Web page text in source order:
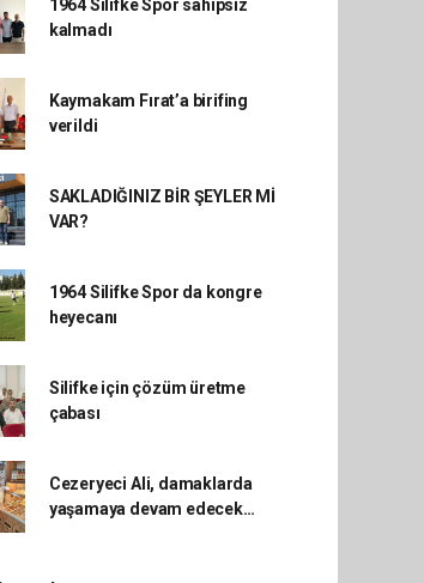
1964 Silifke Spor sahipsiz
kalmadı
Kaymakam Fırat’a birifing
verildi
SAKLADIĞINIZ BİR ŞEYLER Mİ
VAR?
1964 Silifke Spor da kongre
heyecanı
Silifke için çözüm üretme
çabası
Cezeryeci Ali, damaklarda
yaşamaya devam edecek…